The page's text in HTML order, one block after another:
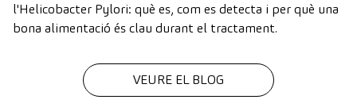
l'Helicobacter Pylori: què es, com es detecta i per què una
bona alimentació és clau durant el tractament.
VEURE EL BLOG